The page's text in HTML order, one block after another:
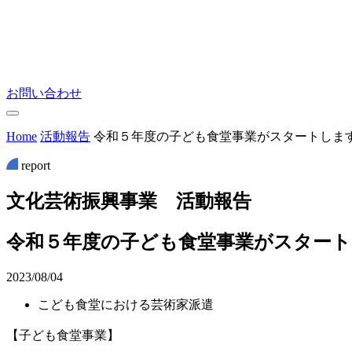
お問い合わせ
Home 活動報告 令和５年度の子ども食堂事業がスタートしま
report
文化芸術振興事業 活動報告
令和５年度の子ども食堂事業がスター
2023/08/04
こども食堂における芸術家派遣
【子ども食堂事業】